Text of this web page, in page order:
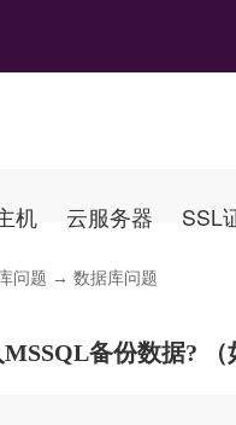
机 云服务器 SSL
问题 → 数据库问题
备份数据? （